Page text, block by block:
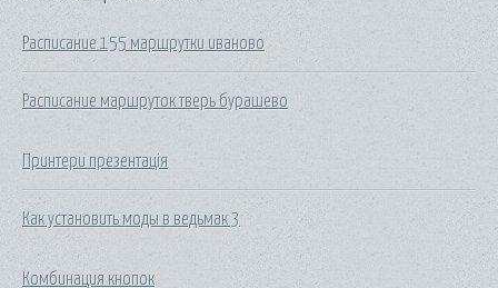
Расписание 155 маршрутки иваново
Расписание маршруток тверь бурашево
Принтери презентація
Как установить моды в ведьмак 3
Комбинация кнопок